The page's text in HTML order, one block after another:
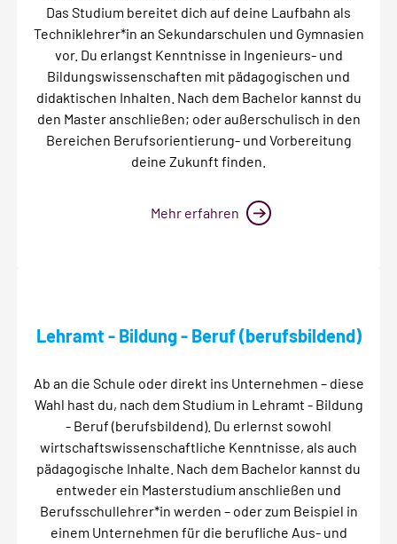
Das Studium bereitet dich auf deine Laufbahn als
Techniklehrer*in an Sekundarschulen und Gymnasien
vor. Du erlangst Kenntnisse in Ingenieurs- und
Bildungswissenschaften mit pädagogischen und
didaktischen Inhalten. Nach dem Bachelor kannst du
den Master anschließen; oder außerschulisch in den
Bereichen Berufsorientierung- und Vorbereitung
deine Zukunft finden.
Mehr erfahren
Lehramt - Bildung - Beruf (berufsbildend)
Ab an die Schule oder direkt ins Unternehmen – diese
Wahl hast du, nach dem Studium in Lehramt - Bildung
- Beruf (berufsbildend). Du erlernst sowohl
wirtschaftswissenschaftliche Kenntnisse, als auch
pädagogische Inhalte. Nach dem Bachelor kannst du
entweder ein Masterstudium anschließen und
Berufsschullehrer*in werden – oder zum Beispiel in
einem Unternehmen für die berufliche Aus- und